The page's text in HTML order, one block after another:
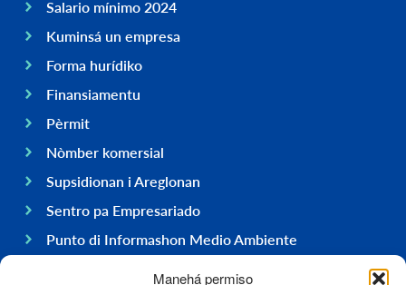
Manehá permiso
Salario mínimo 2024
Kuminsá un empresa
Forma hurídiko
Finansiamentu
Pèrmit
Nòmber komersial
Supsidionan i Areglonan
Sentro pa Empresariado
Punto di Informashon Medio Ambiente
Hasi negoshi na Boneiru